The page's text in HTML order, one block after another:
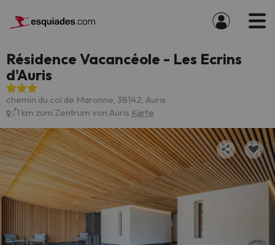
Résidence Vacancéole - Les Ecrins
d'Auris
chemin du col de Maronne, 38142, Auris
1 km zum Zentrum von Auris Karte